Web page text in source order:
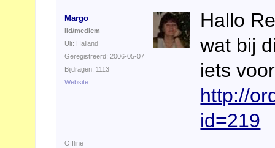
Margo
lid/medlem
Uit: Halland
Geregistreerd: 2006-05-07
Bijdragen: 1113
Website
Hallo
wat bij
iets
http://
id=219
Offline